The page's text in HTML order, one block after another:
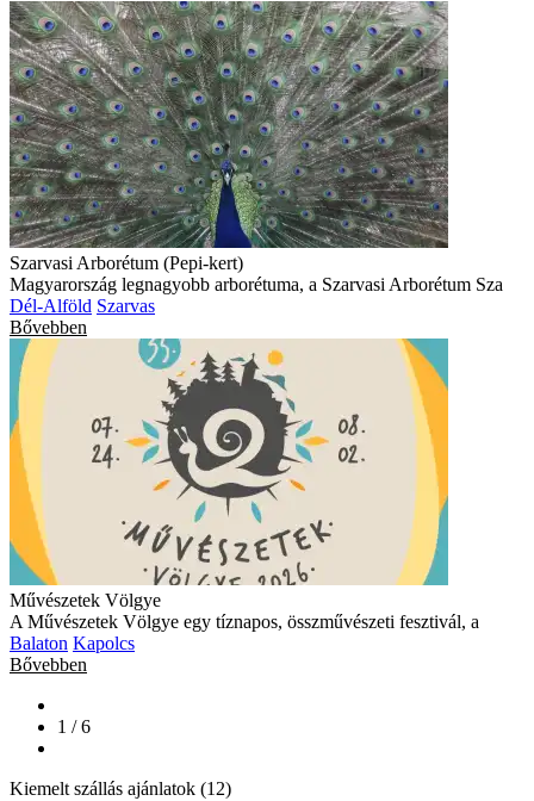
Szarvasi Arborétum (Pepi-kert)
Magyarország legnagyobb arborétuma, a Szarvasi Arborétum Sza
Dél-Alföld Szarvas
Bővebben
Művészetek Völgye
A Művészetek Völgye egy tíznapos, összművészeti fesztivál, a
Balaton Kapolcs
Bővebben
1 / 6
Kiemelt szállás ajánlatok (12)